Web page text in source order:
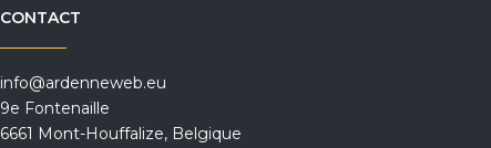
CONTACT
info@ardenneweb.eu
9e Fontenaille
6661 Mont-Houffalize, Belgique